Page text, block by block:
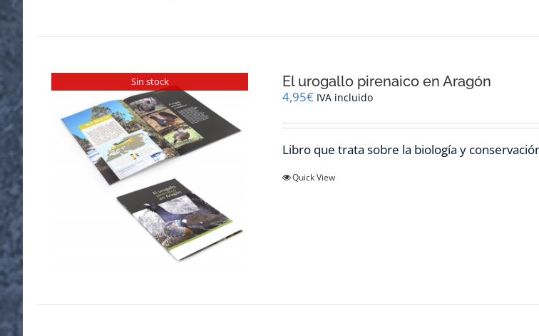
Sin stock El urogallo pirenaico en Aragón
4,95€ IVA incluido
Libro que trata sobre la biología y
Quick View